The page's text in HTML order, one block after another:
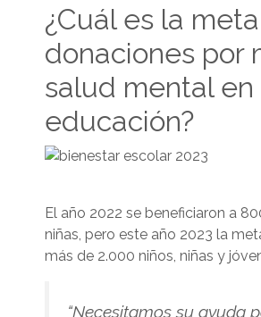
¿Cuál es la
donaciones por
salud mental en
educación?
El año 2022 se beneficiaron a
niñas, pero este año 2023 la
más de 2.000 niños, niñas y
“Necesitamos su ayuda